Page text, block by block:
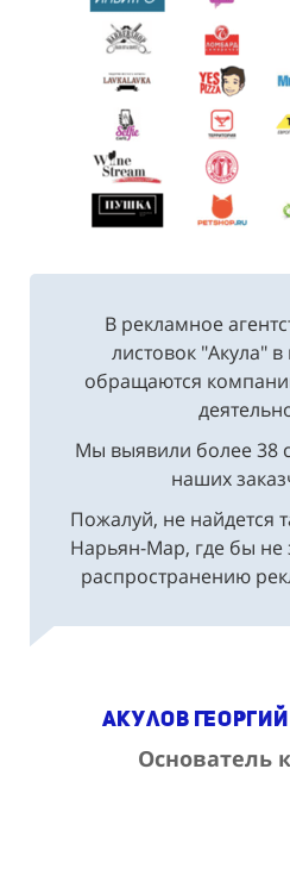
В рекламное
обращаются
Мы выявили более 38
наших
Пожалуй, не найдется
распространению
Основатель